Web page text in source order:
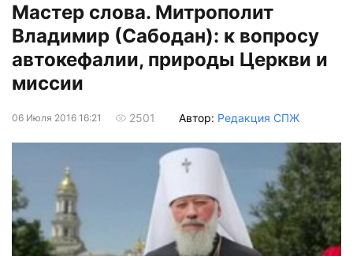
Мастер слова. Митрополит
Владимир (Сабодан): к вопросу
автокефалии, природы Церкви и
миссии
06 Июля 2016 16:21 2501 Автор: Редакция СПЖ